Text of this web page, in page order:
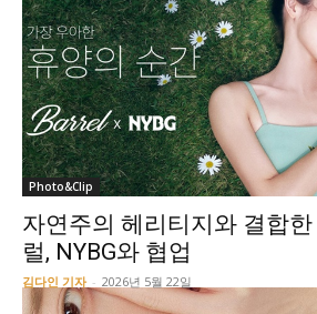
Photo&Clip
자연주의 헤리티지와 결합
럴, NYBG와 협업
김다인 기자 - 2026년 5월 22일